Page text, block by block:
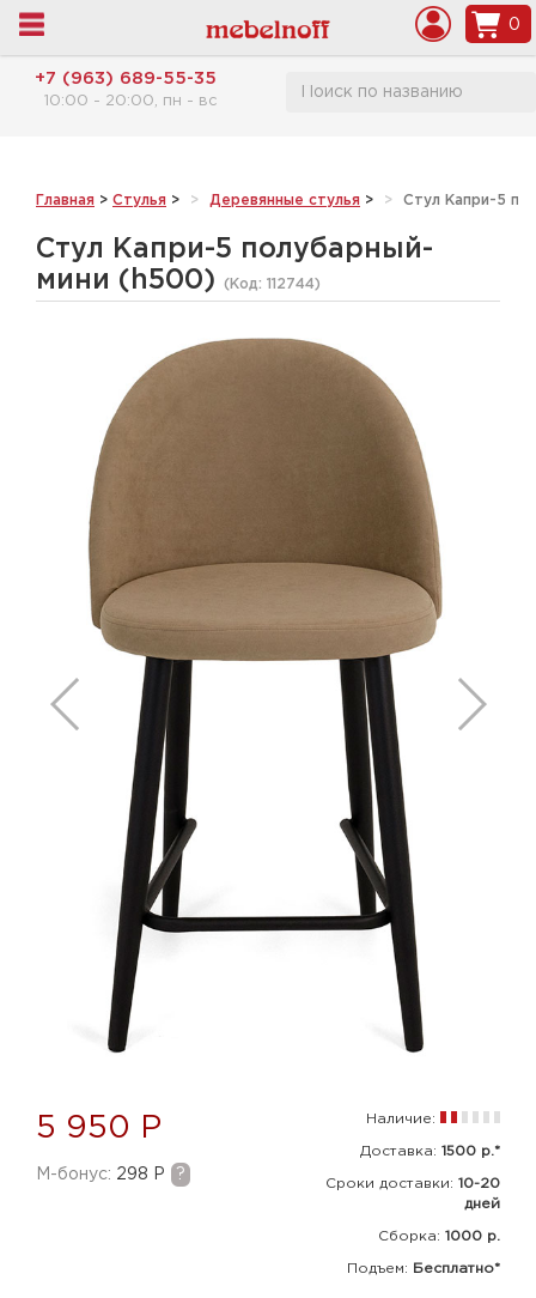
0
+7 (963) 689-55-35
10:00 - 20:00, пн - вс
Главная > Стулья > Деревянные стулья > Стул Капри-5
Стул Капри-5 полубарный-
мини (h500)
(Код: 112744)
5 950 Р
M-бонус: 298 Р ?
Наличие:
Доставка: 1500 р.*
Сроки доставки: 10-20
дней
Сборка: 1000 р.
Подъем: Бесплатно*